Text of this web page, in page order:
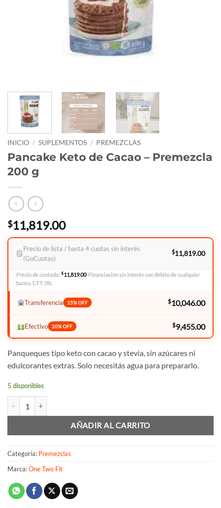
INICIO / SUPLEMENTOS / PREMEZCLAS
Pancake Keto de Cacao – Premezcla
200 g
$11,819.00
Precio de lista / hasta 4 cuotas sin interés
(GoCuotas)
$11,819.00
Precio de contado: $11,819.00. Financiación sin interés con débito de cualquier
banco. CFT: 0%.
Transferencia 15% OFF $10,046.00
Efectivo 20% OFF $9,455.00
Panqueques tipo keto con cacao y stevia, sin azúcares ni
edulcorantes extras. Solo necesitás agua para prepararlo.
5 disponibles
AÑADIR AL CARRITO
Categoría: Premezclas
Marca:One Two Fit